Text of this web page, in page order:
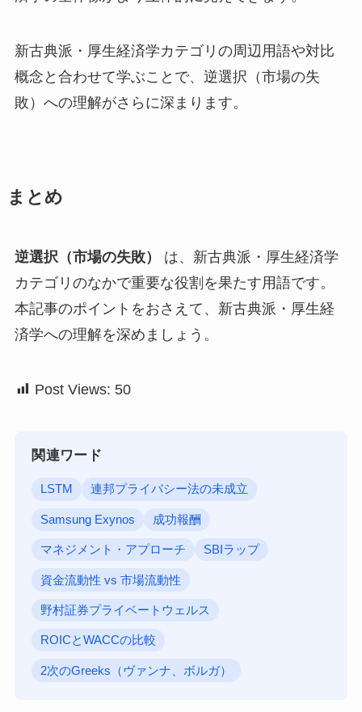
新古典派・厚生経済学カテゴリの周辺用語や対比
概念と合わせて学ぶことで、逆選択（市場の失
敗）への理解がさらに深まります。
まとめ
逆選択（市場の失敗）
は、新古典派・厚生経済学
カテゴリのなかで重要な役割を果たす用語です。
本記事のポイントをおさえて、新古典派・厚生経
済学への理解を深めましょう。
Post Views: 50
関連ワード
LSTM 連邦プライバシー法の未成立
Samsung Exynos 成功報酬
マネジメント・アプローチ SBIラップ
資金流動性 vs 市場流動性
野村証券プライベートウェルス
ROICとWACCの比較
2次のGreeks（ヴァンナ、ボルガ）